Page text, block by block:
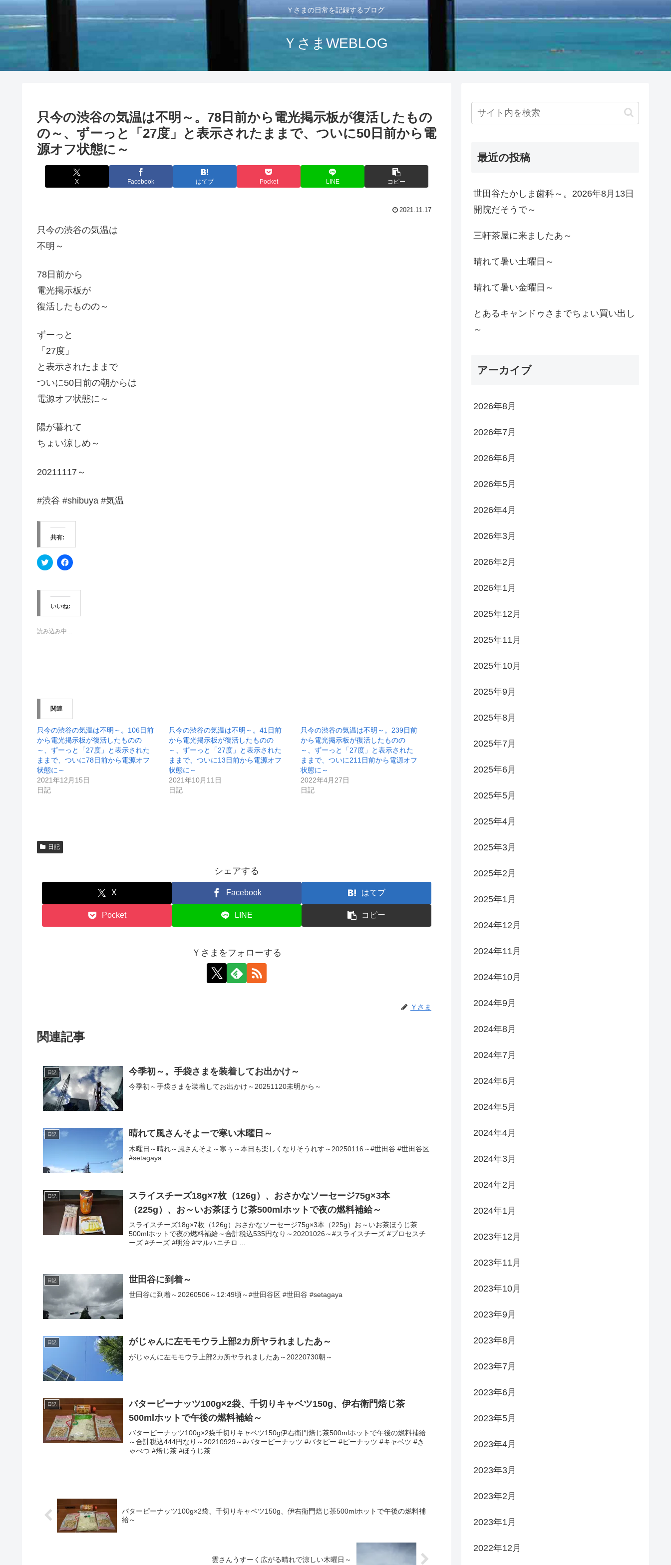
Ｙさまの日常を記録するブログ
ＹさまWEBLOG
只今の渋谷の気温は不明～。78日前から電光掲示板が復活したもの
の～、ずーっと「27度」と表示されたままで、ついに50日前から電
源オフ状態に～
X Facebook はてブ Pocket LINE コピー
2021.11.17
只今の渋谷の気温は
不明～
78日前から
電光掲示板が
復活したものの～
ずーっと
「27度」
と表示されたままで
ついに50日前の朝からは
電源オフ状態に～
陽が暮れて
ちょい涼しめ～
20211117～
#渋谷 #shibuya #気温
共有:
ク
リ
て
T
w
t
e
ィ
ン
ド
ウ
開
き
ま
す
F
a
o
o
k
共
す
く
い
新
し
い
ウ
ィ
ン
ウ
で
いいね:
読み込み中…
関連
只今の渋谷の気温は不明～。106日前
から電光掲示板が復活したものの
～、ずーっと「27度」と表示された
ままで、ついに78日前から電源オフ
状態に～
2021年12月15日
日記
只今の渋谷の気温は不明～。41日前
から電光掲示板が復活したものの
～、ずーっと「27度」と表示された
ままで、ついに13日前から電源オフ
状態に～
2021年10月11日
日記
只今の渋谷の気温は不明～。239日前
から電光掲示板が復活したものの
～、ずーっと「27度」と表示された
ままで、ついに211日前から電源オフ
状態に～
2022年4月27日
日記
日記
シェアする
X Facebook はてブ
Pocket LINE コピー
Ｙさまをフォローする
Ｙさま
関連記事
日記 今季初～。手袋さまを装着してお出かけ～
今季初～手袋さまを装着してお出かけ～20251120未明から～
日記 晴れて風さんそよーで寒い木曜日～
木曜日～晴れ～風さんそよ～寒ぅ～本日も楽しくなりそうれす～20250116～#世田谷 #世田谷区
#setagaya
日記
スライスチーズ18g×7枚（126g）、おさかなソーセージ75g×3本
（225g）、お～いお茶ほうじ茶500mlホットで夜の燃料補給～
スライスチーズ18g×7枚（126g）おさかなソーセージ75g×3本（225g）お～いお茶ほうじ茶
500mlホットで夜の燃料補給～合計税込535円なり～20201026～#スライスチーズ #プロセスチ
ーズ #チーズ #明治 #マルハニチロ ...
日記 世田谷に到着～
世田谷に到着～20260506～12:49頃～#世田谷区 #世田谷 #setagaya
日記 がじゃんに左モモウラ上部2カ所ヤラれましたあ～
がじゃんに左モモウラ上部2カ所ヤラれましたあ～20220730朝～
日記
バターピーナッツ100g×2袋、千切りキャベツ150g、伊右衛門焙じ茶
500mlホットで午後の燃料補給～
バターピーナッツ100g×2袋千切りキャベツ150g伊右衛門焙じ茶500mlホットで午後の燃料補給
～合計税込444円なり～20210929～#バターピーナッツ #バタピー #ピーナッツ #キャベツ #き
ゃべつ #焙じ茶 #ほうじ茶
バターピーナッツ100g×2袋、千切りキャベツ150g、伊右衛門焙じ茶500mlホットで午後の燃料補
給～
雲さんうすーく広がる晴れで涼しい木曜日～
最近の投稿
世田谷たかしま歯科～。2026年8月13日
開院だそうで～
三軒茶屋に来ましたあ～
晴れて暑い土曜日～
晴れて暑い金曜日～
とあるキャンドゥさまでちょい買い出し
～
アーカイブ
2026年8月
2026年7月
2026年6月
2026年5月
2026年4月
2026年3月
2026年2月
2026年1月
2025年12月
2025年11月
2025年10月
2025年9月
2025年8月
2025年7月
2025年6月
2025年5月
2025年4月
2025年3月
2025年2月
2025年1月
2024年12月
2024年11月
2024年10月
2024年9月
2024年8月
2024年7月
2024年6月
2024年5月
2024年4月
2024年3月
2024年2月
2024年1月
2023年12月
2023年11月
2023年10月
2023年9月
2023年8月
2023年7月
2023年6月
2023年5月
2023年4月
2023年3月
2023年2月
2023年1月
2022年12月